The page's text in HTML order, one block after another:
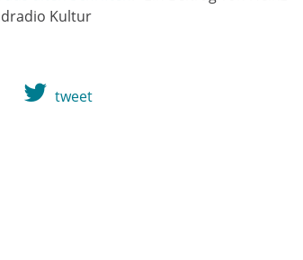
Kultur
tweet